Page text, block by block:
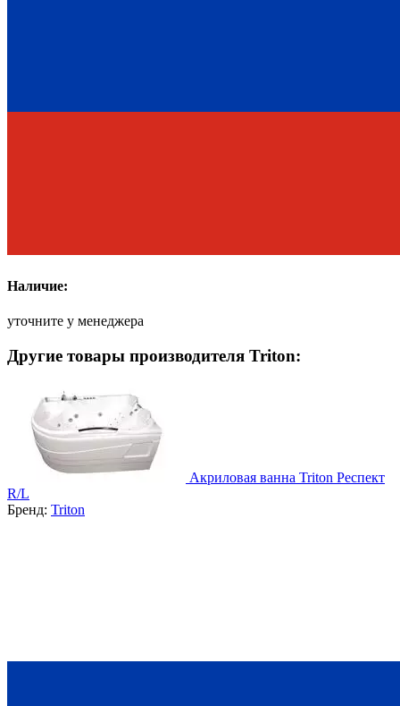
Наличие:
уточните у менеджера
Другие товары производителя Triton:
Акриловая ванна Triton Респект
R/L
Бренд: Triton